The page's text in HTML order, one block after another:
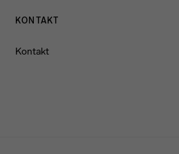
KONTAKT
Kontakt